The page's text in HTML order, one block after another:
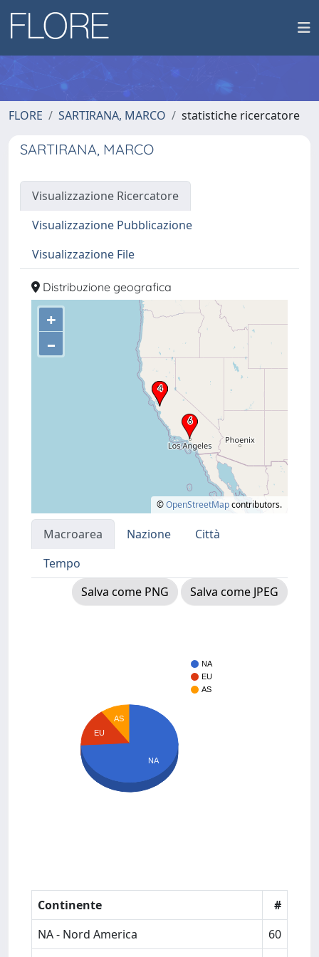
FLORE SARTIRANA, MARCO statistiche ricercatore
SARTIRANA, MARCO
Visualizzazione Ricercatore
Visualizzazione Pubblicazione
Visualizzazione File
Distribuzione geografica
+
–
©OpenStreetMapcontributors.
Macroarea Nazione
Città
Tempo
Salva come PNG
Salva come JPEG
NA
EU
AS
AS
EU
NA
Continente
#
NA - Nord America
60